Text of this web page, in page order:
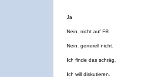
Ja
Nein, nicht auf FB
Nein, generell nicht.
Ich finde das schräg.
Ich will diskutieren.